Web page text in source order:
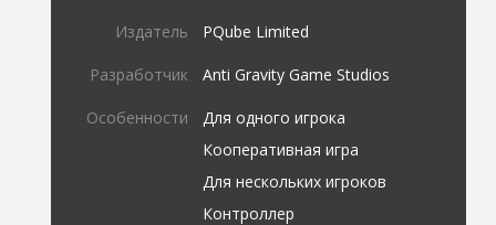
Издатель PQube Limited
Разработчик Anti Gravity Game Studios
Особенности
Для одного игрока
Кооперативная игра
Для нескольких игроков
Контроллер